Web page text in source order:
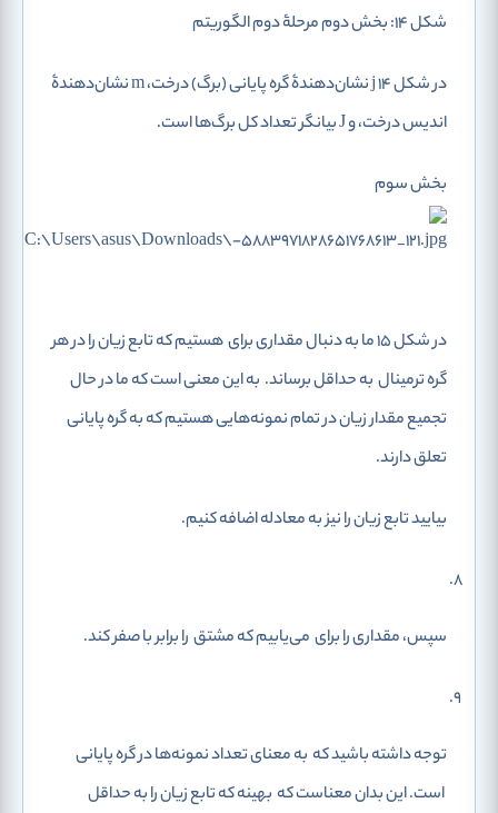
شکل 14: بخش دوم مرحلۀ دوم الگوریتم
در شکل 14 j نشان‌دهندۀ گره پایانی (برگ) درخت، m نشان‌دهندۀ
اندیس درخت، و J بیانگر تعداد کل برگ‌ها است.
بخش سوم
در شکل 15 ما به دنبال مقداری برای
هستیم که تابع زیان را در هر
گره ترمینال به حداقل برساند. به این معنی است که ما در حال
تجمیع مقدار زیان در تمام نمونه‌هایی هستیم که به گره پایانی
تعلق دارند‌.
بیایید تابع زیان را نیز به معادله اضافه کنیم.
سپس، مقداری را برای می‌یابیم که مشتق را برابر با صفر ‌کند.
توجه داشته باشید که به معنای تعداد نمونه‌ها در گره پایانی
است. این بدان معناست که بهینه که تابع زیان را به حداقل